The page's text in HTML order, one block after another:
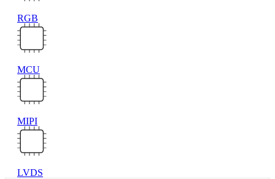
RGB
MCU
MIPI
LVDS